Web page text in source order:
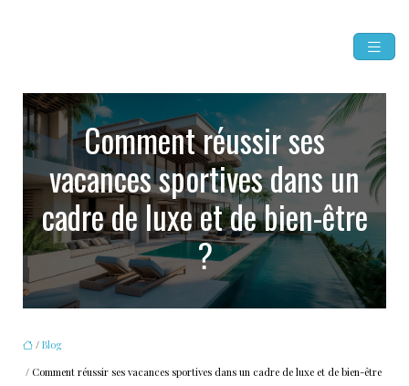
Comment réussir ses
vacances sportives dans un
cadre de luxe et de bien-être
?
/ Blog
/ Comment réussir ses vacances sportives dans un cadre de luxe et de bien-être